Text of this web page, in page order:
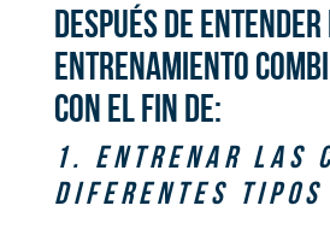
Después de
entrenamiento
con el fin de:
1. ENTRENAR LAS
DIFERENTES TIPOS